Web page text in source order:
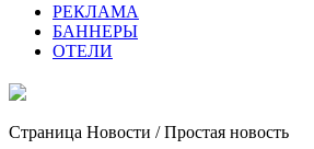
РЕКЛАМА
БАННЕРЫ
ОТЕЛИ
Страница Новости / Простая новость